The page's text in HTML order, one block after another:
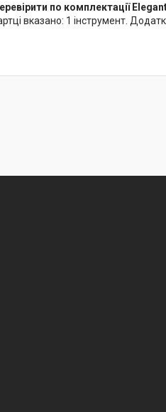
по комплектації
вказано: 1 інструмент.